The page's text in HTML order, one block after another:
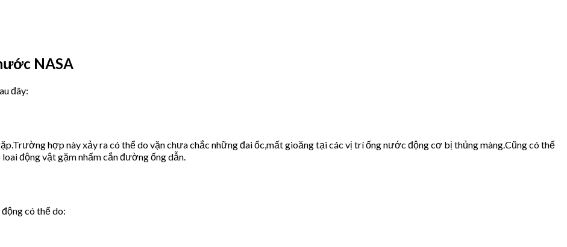
NASA
đây:
hợp này xảy ra có thể do vặn chưa chắc những đai ốc,mất gioăng tại các vị trí ống nước động cơ bị thủng màng.Cũng có thể
động vật gặm nhấm cắn đường ống dẫn.
có thể do: